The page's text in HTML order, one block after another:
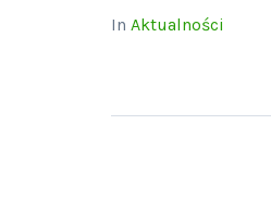
In Aktualności